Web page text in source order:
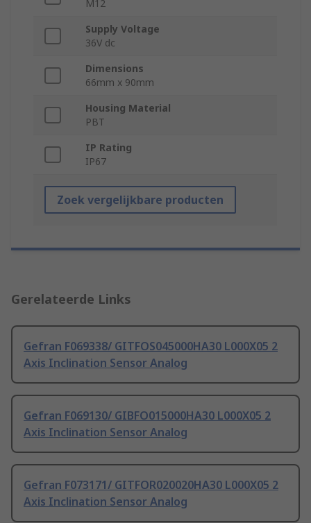
M12
Supply Voltage
36V dc
Dimensions
66mm x 90mm
Housing Material
PBT
IP Rating
IP67
Zoek vergelijkbare producten
Gerelateerde Links
Gefran F069338/ GITFOS045000HA30 L000X05 2
Axis Inclination Sensor Analog
Gefran F069130/ GIBFO015000HA30 L000X05 2
Axis Inclination Sensor Analog
Gefran F073171/ GITFOR020020HA30 L000X05 2
Axis Inclination Sensor Analog